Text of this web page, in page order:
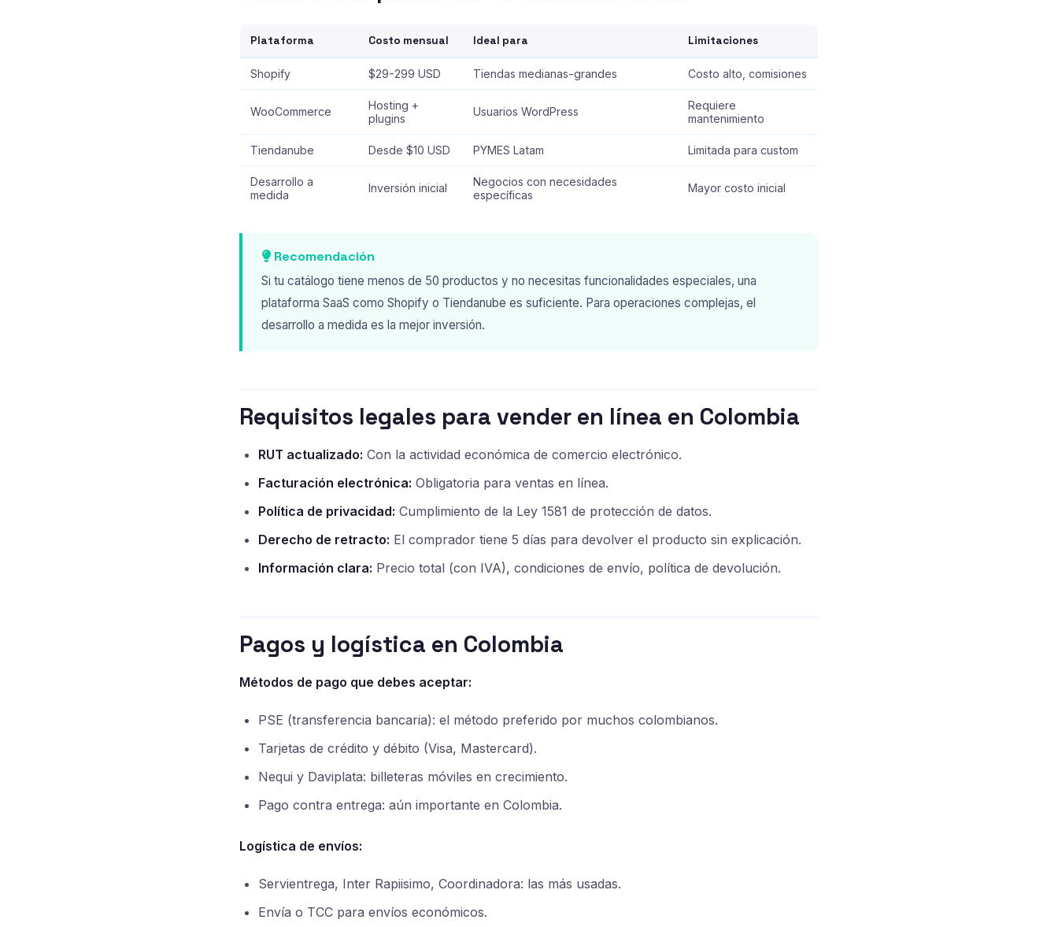
Plataforma Costo mensual Ideal para Limitaciones
Shopify $29-299 USD Tiendas medianas-grandes Costo alto, comisiones
WooCommerce
Hosting +
plugins
Usuarios WordPress
Requiere
mantenimiento
Tiendanube Desde $10 USD PYMES Latam Limitada para custom
Desarrollo a
medida
Inversión inicial
Negocios con necesidades
específicas
Mayor costo inicial
Recomendación
Si tu catálogo tiene menos de 50 productos y no necesitas funcionalidades especiales, una
plataforma SaaS como Shopify o Tiendanube es suficiente. Para operaciones complejas, el
desarrollo a medida es la mejor inversión.
Requisitos legales para vender en línea en Colombia
RUT actualizado: Con la actividad económica de comercio electrónico.
Facturación electrónica: Obligatoria para ventas en línea.
Política de privacidad: Cumplimiento de la Ley 1581 de protección de datos.
Derecho de retracto: El comprador tiene 5 días para devolver el producto sin explicación.
Información clara: Precio total (con IVA), condiciones de envío, política de devolución.
Pagos y logística en Colombia
Métodos de pago que debes aceptar:
PSE (transferencia bancaria): el método preferido por muchos colombianos.
Tarjetas de crédito y débito (Visa, Mastercard).
Nequi y Daviplata: billeteras móviles en crecimiento.
Pago contra entrega: aún importante en Colombia.
Logística de envíos:
Servientrega, Inter Rapiisimo, Coordinadora: las más usadas.
Envía o TCC para envíos económicos.